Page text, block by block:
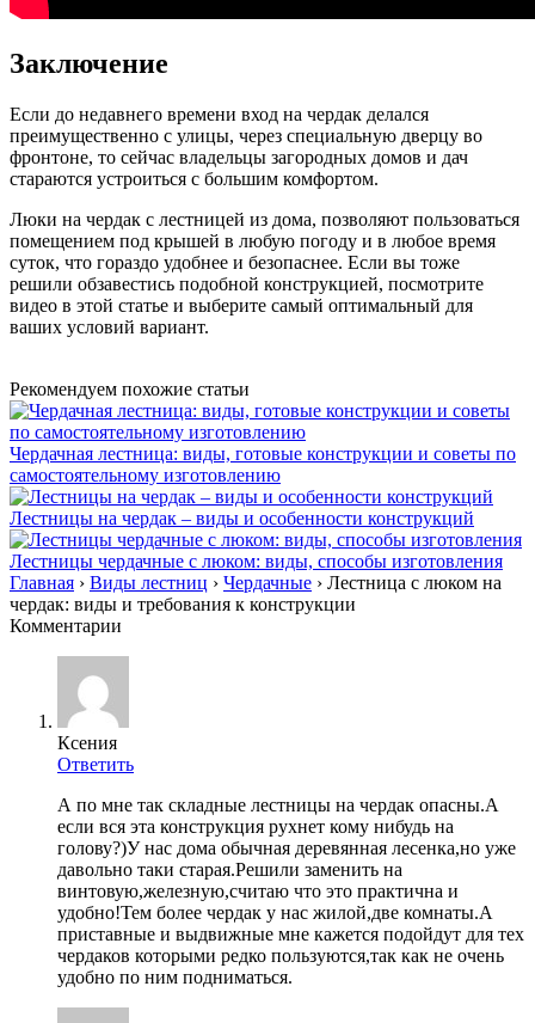
Заключение
Если до недавнего времени вход на чердак делался
преимущественно с улицы, через специальную дверцу во
фронтоне, то сейчас владельцы загородных домов и дач
стараются устроиться с большим комфортом.
Люки на чердак с лестницей из дома, позволяют пользоваться
помещением под крышей в любую погоду и в любое время
суток, что гораздо удобнее и безопаснее. Если вы тоже
решили обзавестись подобной конструкцией, посмотрите
видео в этой статье и выберите самый оптимальный для
ваших условий вариант.
Рекомендуем похожие статьи
Чердачная лестница: виды, готовые конструкции и советы по
самостоятельному изготовлению
Лестницы на чердак – виды и особенности конструкций
Лестницы чердачные с люком: виды, способы изготовления
Главная › Виды лестниц › Чердачные › Лестница с люком на
чердак: виды и требования к конструкции
Комментарии
Ксения
Ответить
А по мне так складные лестницы на чердак опасны.А
если вся эта конструкция рухнет кому нибудь на
голову?)У нас дома обычная деревянная лесенка,но уже
давольно таки старая.Решили заменить на
винтовую,железную,считаю что это практична и
удобно!Тем более чердак у нас жилой,две комнаты.А
приставные и выдвижные мне кажется подойдут для тех
чердаков которыми редко пользуются,так как не очень
удобно по ним подниматься.